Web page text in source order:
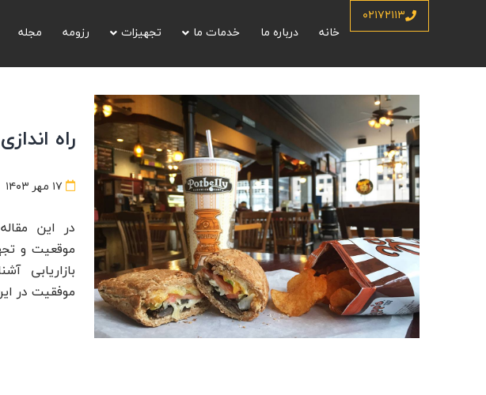
۰۲۱۷۲۱۱۳
خانه
درباره ما خدمات ما تجهیزات رزومه مجله
راه
۱۷ مهر ۱۴۰۳
در این
موقعیت و
بازاریابی
موفقیت در